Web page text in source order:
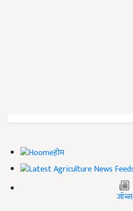
होम
जॉब्स